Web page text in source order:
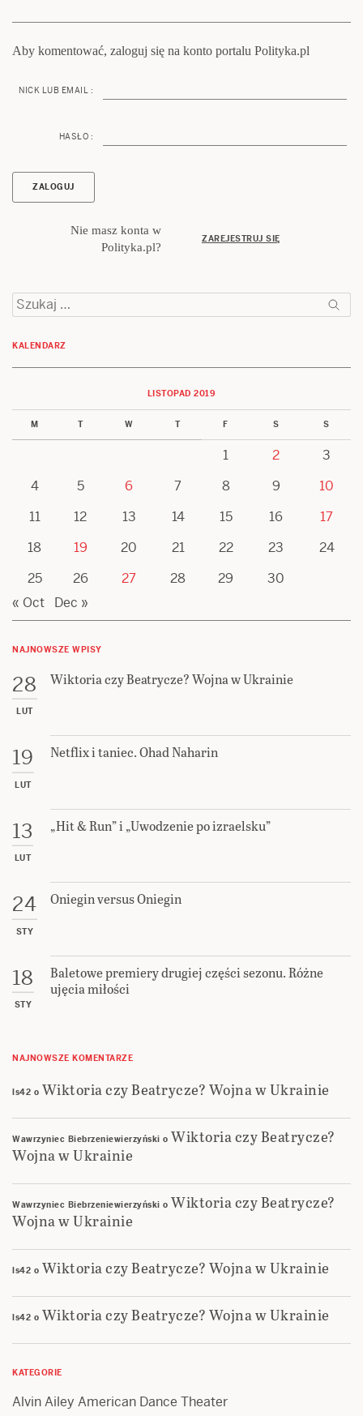
Aby komentować, zaloguj się na konto portalu Polityka.pl
NICK LUB EMAIL :
HASŁO :
Nie masz konta w
Polityka.pl?
ZAREJESTRUJ SIĘ
Szukaj:
KALENDARZ
LISTOPAD 2019
M T W T F S S
1 2
3
4
5 6 7 8 9
10
11
12 13 14 15 16
17
18
19 20 21 22 23
24
25
26 27 28 29
30
« Oct
Dec »
NAJNOWSZE WPISY
28
LUT
Wiktoria czy Beatrycze? Wojna w Ukrainie
19
LUT
Netflix i taniec. Ohad Naharin
13
LUT
„Hit & Run” i „Uwodzenie po izraelsku”
24
STY
Oniegin versus Oniegin
18
STY
Baletowe premiery drugiej części sezonu. Różne
ujęcia miłości
NAJNOWSZE KOMENTARZE
ls42 o Wiktoria czy Beatrycze? Wojna w Ukrainie
Wawrzyniec Biebrzeniewierzyński o Wiktoria czy Beatrycze?
Wojna w Ukrainie
Wawrzyniec Biebrzeniewierzyński o Wiktoria czy Beatrycze?
Wojna w Ukrainie
ls42 o Wiktoria czy Beatrycze? Wojna w Ukrainie
ls42 o Wiktoria czy Beatrycze? Wojna w Ukrainie
KATEGORIE
Alvin Ailey American Dance Theater